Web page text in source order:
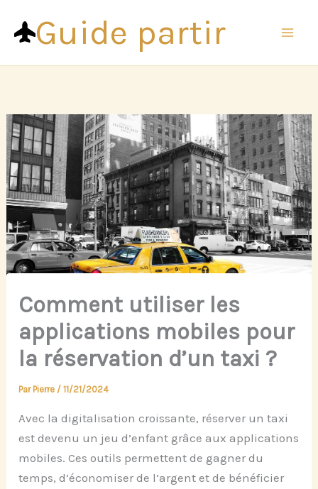
contenuGuide partir
Comment utiliser les
applications mobiles pour
la réservation d’un taxi ?
Par Pierre /11/21/2024
Avec la digitalisation croissante, réserver un taxi
est devenu un jeu d’enfant grâce aux applications
mobiles. Ces outils permettent de gagner du
temps, d’économiser de l’argent et de bénéficier